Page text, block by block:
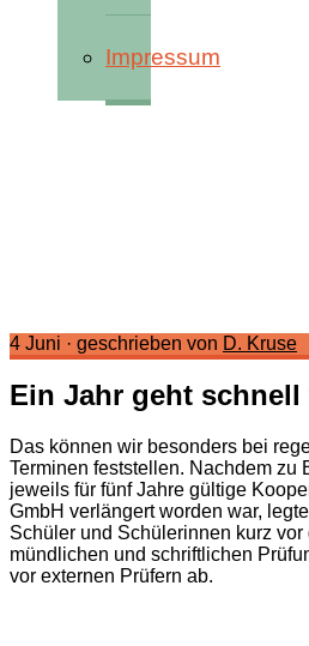
Impressum
4 Juni · geschrieben von D. Kruse
Ein Jahr geht
Das können wir besonders bei
Terminen feststellen. Nachdem zu
jeweils für fünf Jahre gültige
GmbH verlängert worden war,
Schüler und Schülerinnen kurz
mündlichen und schriftlichen
vor externen Prüfern ab.